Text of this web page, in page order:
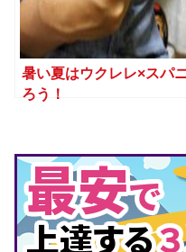
暑い夏はウクレレ×スパ
ろう！